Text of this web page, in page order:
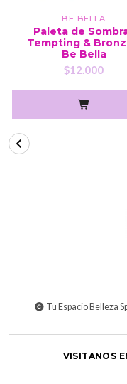
BE BELLA
Paleta de
Tempting &
Be Bella
$12.000
Tu Espacio Belleza
VISITANOS